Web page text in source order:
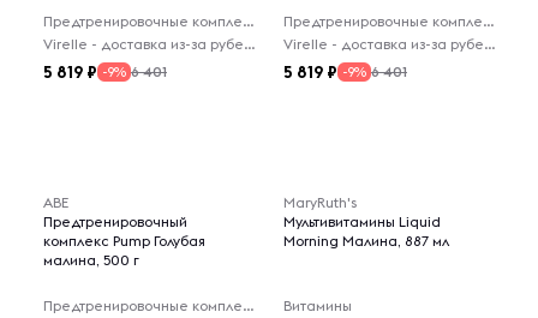
Предтренировочные комплексы
Virelle - доставка из-за рубежа
5 819 -9% 6 401
Предтренировочные комплексы
Virelle - доставка из-за рубежа
5 819 -9% 6 401
ABE
Предтренировочный
комплекс Pump Голубая
малина, 500 г
Предтренировочные комплексы
MaryRuth's
Мультивитамины Liquid
Morning Малина, 887 мл
Витамины